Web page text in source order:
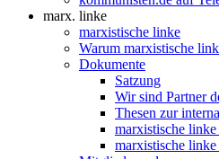
marx. linke
marxistische linke
Warum marxistische
Dokumente
Satzung
Wir sind Partner
Thesen zur
marxistische
marxistische